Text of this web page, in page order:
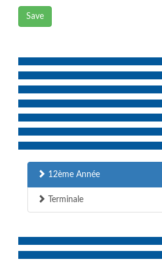
Save
12ème Année
Terminale